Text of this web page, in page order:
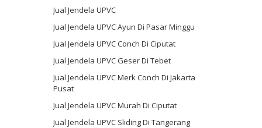
Jual Jendela UPVC
Jual Jendela UPVC Ayun Di Pasar Minggu
Jual Jendela UPVC Conch Di Ciputat
Jual Jendela UPVC Geser Di Tebet
Jual Jendela UPVC Merk Conch Di Jakarta
Pusat
Jual Jendela UPVC Murah Di Ciputat
Jual Jendela UPVC Sliding Di Tangerang